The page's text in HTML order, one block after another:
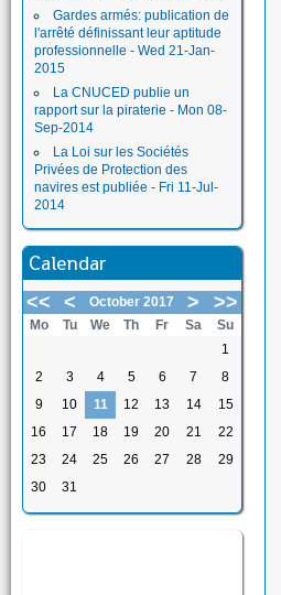
Gardes armés: publication de
l'arrêté définissant leur aptitude
professionnelle - Wed 21-Jan-
2015
La CNUCED publie un
rapport sur la piraterie - Mon 08-
Sep-2014
La Loi sur les Sociétés
Privées de Protection des
navires est publiée - Fri 11-Jul-
2014
Calendar
<< < October 2017 > >>
Mo Tu We Th Fr Sa
Su
1
2
3 4 5 6 7
8
9
10 11 12 13 14
15
16
17 18 19 20 21
22
23
24 25 26 27 28
29
30
31